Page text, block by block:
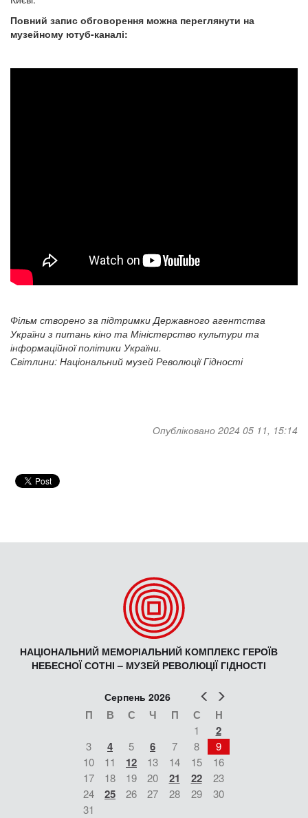
Повний запис обговорення можна переглянути на
музейному ютуб-каналі:
Фільм створено за підтримки Державного агентства
України з питань кіно та Міністерство культури та
інформаційної політики України.
Світлини: Національний музей Революції Гідності
Опубліковано 2024 05 11, 15:14
НАЦІОНАЛЬНИЙ МЕМОРІАЛЬНИЙ КОМПЛЕКС ГЕРОЇВ
НЕБЕСНОЇ СОТНІ – МУЗЕЙ РЕВОЛЮЦІЇ ГІДНОСТІ
Попер
Серпень 2026
П В С Ч П С Н
1 2
3 4 5 6 7 8
9
10
11 12 13 14 15
16
17
18 19 20 21 22
23
24
25 26 27 28 29
30
31